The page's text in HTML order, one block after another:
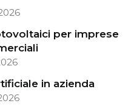
per imprese
in azienda